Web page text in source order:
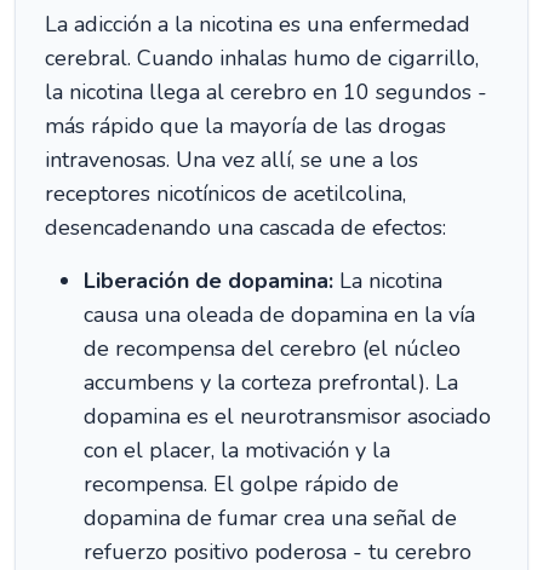
La adicción a la nicotina es una enfermedad
cerebral. Cuando inhalas humo de cigarrillo,
la nicotina llega al cerebro en 10 segundos -
más rápido que la mayoría de las drogas
intravenosas. Una vez allí, se une a los
receptores nicotínicos de acetilcolina,
desencadenando una cascada de efectos:
Liberación de dopamina: La nicotina
causa una oleada de dopamina en la vía
de recompensa del cerebro (el núcleo
accumbens y la corteza prefrontal). La
dopamina es el neurotransmisor asociado
con el placer, la motivación y la
recompensa. El golpe rápido de
dopamina de fumar crea una señal de
refuerzo positivo poderosa - tu cerebro